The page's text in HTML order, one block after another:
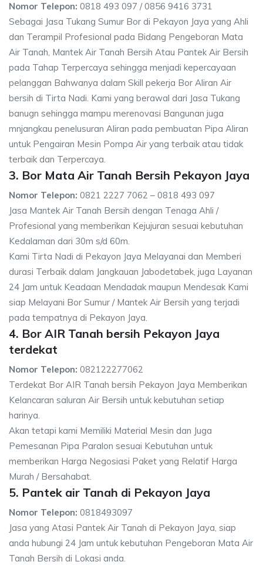
Nomor Telepon: 0818 493 097 / 0856 9416 3731
Sebagai Jasa Tukang Sumur Bor di Pekayon Jaya yang Ahli
dan Terampil Profesional pada Bidang Pengeboran Mata
Air Tanah, Mantek Air Tanah Bersih Atau Pantek Air Bersih
pada Tahap Terpercaya sehingga menjadi kepercayaan
pelanggan Bahwanya dalam Skill pekerja Bor Aliran Air
bersih di Tirta Nadi. Kami yang berawal dari Jasa Tukang
banugn sehingga mampu merenovasi Bangunan juga
mnjangkau penelusuran Aliran pada pembuatan Pipa Aliran
untuk Pengairan Mesin Pompa Air yang terbaik atau tidak
terbaik dan Terpercaya.
3. Bor Mata Air Tanah Bersih Pekayon Jaya
Nomor Telepon: 0821 2227 7062 – 0818 493 097
Jasa Mantek Air Tanah Bersih dengan Tenaga Ahli /
Profesional yang memberikan Kejujuran sesuai kebutuhan
Kedalaman dari 30m s/d 60m.
Kami Tirta Nadi di Pekayon Jaya Melayanai dan Memberi
durasi Terbaik dalam Jangkauan Jabodetabek, juga Layanan
24 Jam untuk Keadaan Mendadak maupun Mendesak Kami
siap Melayani Bor Sumur / Mantek Air Bersih yang terjadi
pada tempatnya di Pekayon Jaya.
4. Bor AIR Tanah bersih Pekayon Jaya
terdekat
Nomor Telepon: 082122277062
Terdekat Bor AIR Tanah bersih Pekayon Jaya Memberikan
Kelancaran saluran Air Bersih untuk kebutuhan setiap
harinya.
Akan tetapi kami Memiliki Material Mesin dan Juga
Pemesanan Pipa Paralon sesuai Kebutuhan untuk
memberikan Harga Negosiasi Paket yang Relatif Harga
Murah / Bersahabat.
5. Pantek air Tanah di Pekayon Jaya
Nomor Telepon: 0818493097
Jasa yang Atasi Pantek Air Tanah di Pekayon Jaya, siap
anda hubungi 24 Jam untuk kebutuhan Pengeboran Mata Air
Tanah Bersih di Lokasi anda.